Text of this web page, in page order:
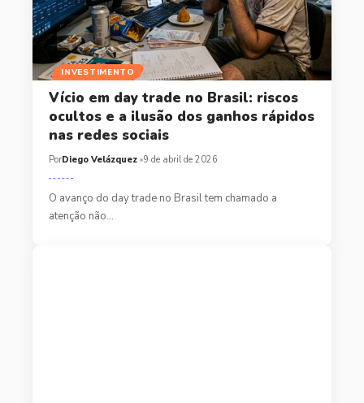
INVESTIMENTO
Vício em day trade no Brasil: riscos
ocultos e a ilusão dos ganhos rápidos
nas redes sociais
PorDiego Velázquez 9 de abril de 2026
O avanço do day trade no Brasil tem chamado a
atenção não…